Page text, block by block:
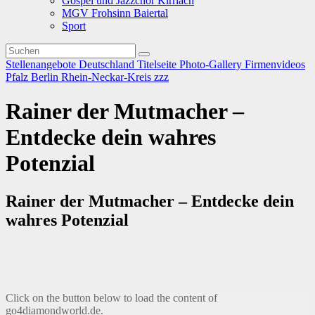
MGV Frohsinn Baiertal
Sport
Stellenangebote Deutschland Titelseite Photo-Gallery Firmenvideos
Pfalz Berlin Rhein-Neckar-Kreis zzz
Rainer der Mutmacher –
Entdecke dein wahres
Potenzial
Rainer der Mutmacher – Entdecke dein
wahres Potenzial
Click on the button below to load the content of
go4diamondworld.de.